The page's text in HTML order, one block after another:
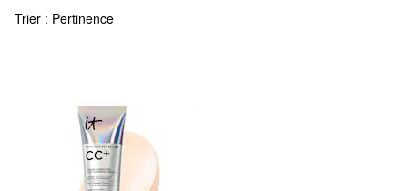
Trier : Pertinence